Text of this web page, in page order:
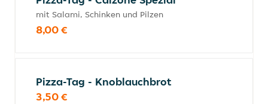
mit Salami, Schinken und Pilzen
8,00 €
Pizza-Tag - Knoblauchbrot
3,50 €